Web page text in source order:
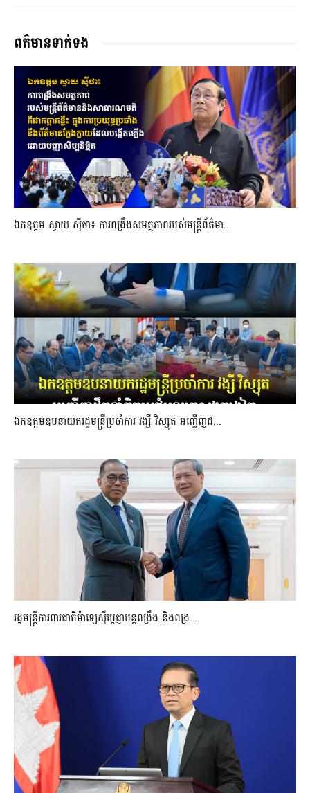
ពត៌មានទាក់ទង
ឯកឧត្តម ស្វាយ ស៊ីថា៖ ការពង្រឹងសមត្ថភាពរបស់មន្ត្រីព័ត៌មា...
ឯកឧត្តមឧបនាយករដ្ឋមន្រ្តីប្រចាំការ វង្សី វិស្សុត អញ្ជើញដ...
រដ្ឋមន្ត្រីការពារជាតិម៉ាឡេស៊ីប្ដេជ្ញាបន្តពង្រឹង និងពង្រ...